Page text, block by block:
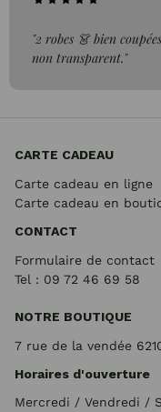
"2 robes 👗 bien
non transparent."
CARTE CADEAU
Carte cadeau en ligne
Carte cadeau en
CONTACT
Formulaire de contact
Tel : 09 72 46 69 58
NOTRE BOUTIQUE
7 rue de la vendée
Horaires d'ouverture
Mercredi / Vendredi /